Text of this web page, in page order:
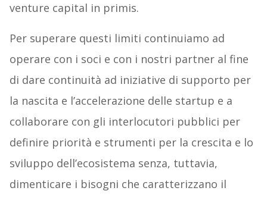
venture capital in primis.
Per superare questi limiti continuiamo ad
operare con i soci e con i nostri partner al fine
di dare continuità ad iniziative di supporto per
la nascita e l’accelerazione delle startup e a
collaborare con gli interlocutori pubblici per
definire priorità e strumenti per la crescita e lo
sviluppo dell’ecosistema senza, tuttavia,
dimenticare i bisogni che caratterizzano il